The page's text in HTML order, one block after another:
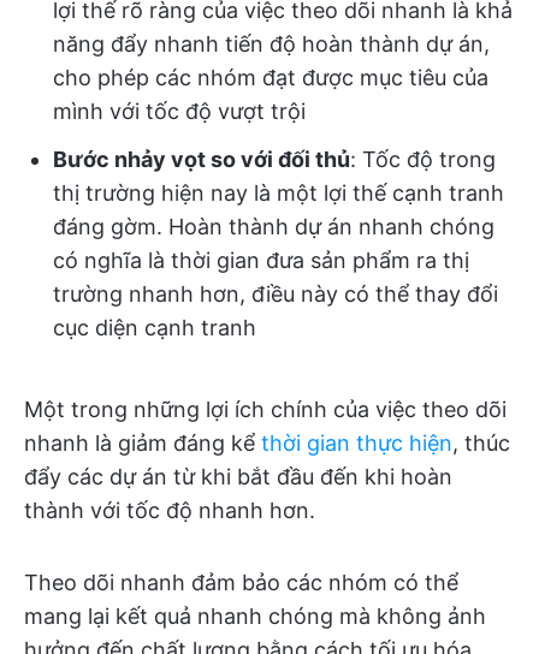
lợi thế rõ ràng của việc theo dõi nhanh là khả
năng đẩy nhanh tiến độ hoàn thành dự án,
cho phép các nhóm đạt được mục tiêu của
mình với tốc độ vượt trội
Bước nhảy vọt so với đối thủ: Tốc độ trong
thị trường hiện nay là một lợi thế cạnh tranh
đáng gờm. Hoàn thành dự án nhanh chóng
có nghĩa là thời gian đưa sản phẩm ra thị
trường nhanh hơn, điều này có thể thay đổi
cục diện cạnh tranh
Một trong những lợi ích chính của việc theo dõi
nhanh là giảm đáng kể thời gian thực hiện, thúc
đẩy các dự án từ khi bắt đầu đến khi hoàn
thành với tốc độ nhanh hơn.
Theo dõi nhanh đảm bảo các nhóm có thể
mang lại kết quả nhanh chóng mà không ảnh